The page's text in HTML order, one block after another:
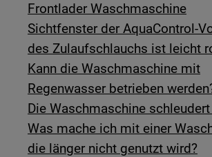
Frontlader Waschmaschine
Sichtfenster der AquaControl-
des Zulaufschlauchs ist leicht
Kann die Waschmaschine mit
Regenwasser betrieben
Die Waschmaschine
Was mache ich mit einer
die länger nicht genutzt wird?